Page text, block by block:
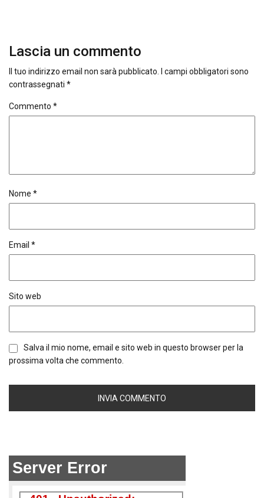
Lascia un commento
Il tuo indirizzo email non sarà pubblicato.
I campi obbligatori sono
contrassegnati *
Commento *
Nome *
Email *
Sito web
Salva il mio nome, email e sito web in questo browser per la
prossima volta che commento.